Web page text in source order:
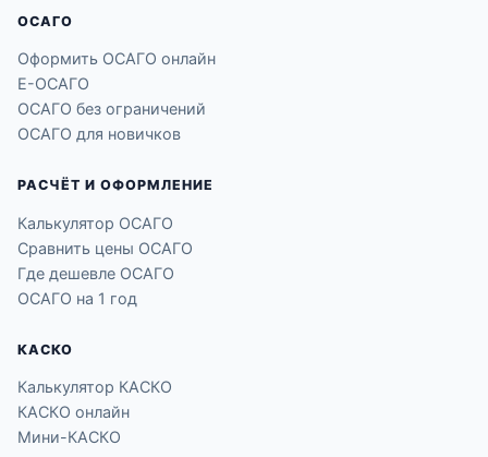
ОСАГО
Оформить ОСАГО онлайн
Е-ОСАГО
ОСАГО без ограничений
ОСАГО для новичков
РАСЧЁТ И ОФОРМЛЕНИЕ
Калькулятор ОСАГО
Сравнить цены ОСАГО
Где дешевле ОСАГО
ОСАГО на 1 год
КАСКО
Калькулятор КАСКО
КАСКО онлайн
Мини-КАСКО